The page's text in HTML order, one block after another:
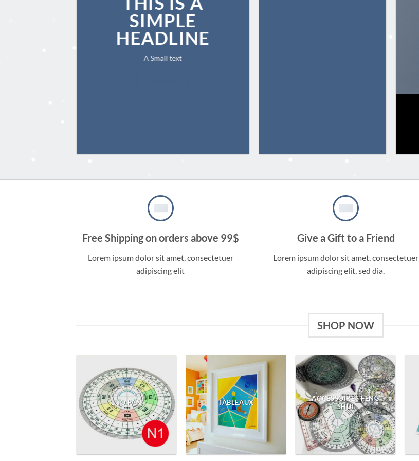
SIMPLE
HEADLINE
A Small text
Free Shipping on orders above 99$
Lorem ipsum dolor sit amet, consectetuer
adipiscing elit
Give a Gift to a Friend
Lorem ipsum dolor sit amet, consectetuer
adipiscing elit, sed dia.
SHOP NOW
LUO PAN TABLEAUX
ACCESSOIRES FENG
SHUI